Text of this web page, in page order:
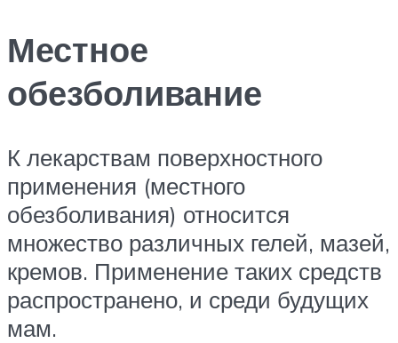
Местное
обезболивание
К лекарствам поверхностного
применения (местного
обезболивания) относится
множество различных гелей, мазей,
кремов. Применение таких средств
распространено, и среди будущих
мам.